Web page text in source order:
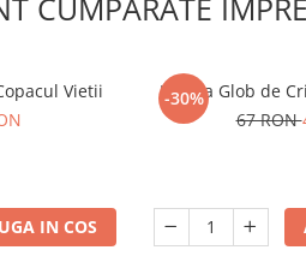
CUMPARATE
Vietii
IN COS
-30%
Lampa Glob de
67 RON